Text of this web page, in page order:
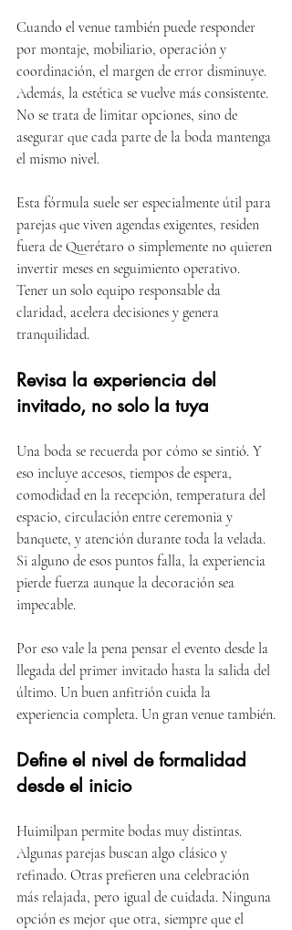
Cuando el venue también puede responder
por montaje, mobiliario, operación y
coordinación, el margen de error disminuye.
Además, la estética se vuelve más consistente.
No se trata de limitar opciones, sino de
asegurar que cada parte de la boda mantenga
el mismo nivel.
Esta fórmula suele ser especialmente útil para
parejas que viven agendas exigentes, residen
fuera de Querétaro o simplemente no quieren
invertir meses en seguimiento operativo.
Tener un solo equipo responsable da
claridad, acelera decisiones y genera
tranquilidad.
Revisa la experiencia del
invitado, no solo la tuya
Una boda se recuerda por cómo se sintió. Y
eso incluye accesos, tiempos de espera,
comodidad en la recepción, temperatura del
espacio, circulación entre ceremonia y
banquete, y atención durante toda la velada.
Si alguno de esos puntos falla, la experiencia
pierde fuerza aunque la decoración sea
impecable.
Por eso vale la pena pensar el evento desde la
llegada del primer invitado hasta la salida del
último. Un buen anfitrión cuida la
experiencia completa. Un gran venue también.
Define el nivel de formalidad
desde el inicio
Huimilpan permite bodas muy distintas.
Algunas parejas buscan algo clásico y
refinado. Otras prefieren una celebración
más relajada, pero igual de cuidada. Ninguna
opción es mejor que otra, siempre que el